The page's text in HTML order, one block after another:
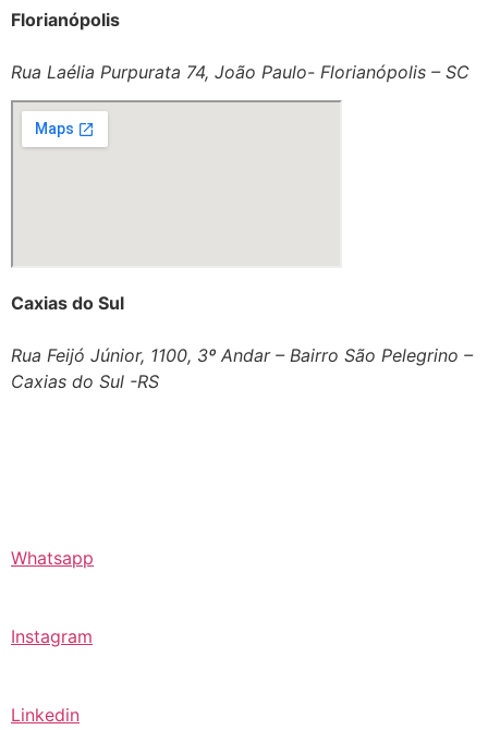
Florianópolis
Rua Laélia Purpurata 74, João Paulo- Florianópolis – SC
Caxias do Sul
Rua Feijó Júnior, 1100, 3º Andar – Bairro São Pelegrino –
Caxias do Sul -RS
Whatsapp
Instagram
Linkedin